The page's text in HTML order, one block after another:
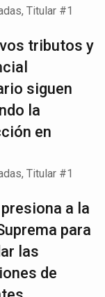
,Titular #1
tributos y
siguen
la
en
,Titular #1
a la
para
las
de